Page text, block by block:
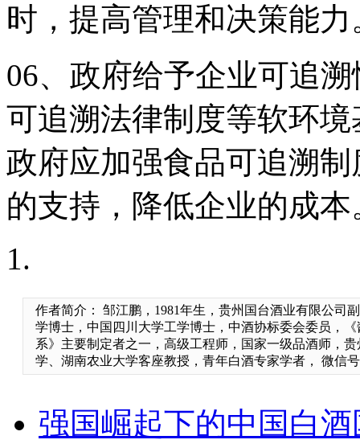
时，提高管理和决策能力
06、政府给予企业可追
可追溯法律制度等软环
政府应加强食品可追溯
的支持，降低企业的成本
作者简介： 邹江鹏，1981年生，贵州国台酒业有限公司
学博士，中国四川大学工学博士，中酒协标委会委员，
系》主要制定者之一，高级工程师，国家一级品酒师，
学、湖南农业大学客座教授，青年白酒专家学者， 微信号
强国崛起下的中国白